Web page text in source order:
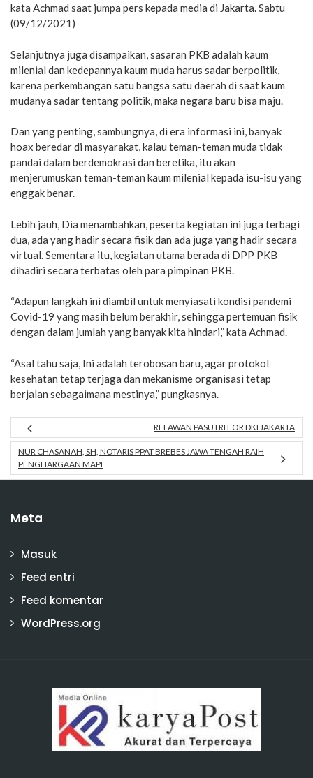
kata Achmad saat jumpa pers kepada media di Jakarta. Sabtu
(09/12/2021)
Selanjutnya juga disampaikan, sasaran PKB adalah kaum
milenial dan kedepannya kaum muda harus sadar berpolitik,
karena perkembangan satu bangsa satu daerah di saat kaum
mudanya sadar tentang politik, maka negara baru bisa maju.
Dan yang penting, sambungnya, di era informasi ini, banyak
hoax beredar di masyarakat, kalau teman-teman muda tidak
pandai dalam berdemokrasi dan beretika, itu akan
menjerumuskan teman-teman kaum milenial kepada isu-isu yang
enggak benar.
Lebih jauh, Dia menambahkan, peserta kegiatan ini juga terbagi
dua, ada yang hadir secara fisik dan ada juga yang hadir secara
virtual. Sementara itu, kegiatan utama berada di DPP PKB
dihadiri secara terbatas oleh para pimpinan PKB.
“Adapun langkah ini diambil untuk menyiasati kondisi pandemi
Covid-19 yang masih belum berakhir, sehingga pertemuan fisik
dengan dalam jumlah yang banyak kita hindari,” kata Achmad.
“Asal tahu saja, Ini adalah terobosan baru, agar protokol
kesehatan tetap terjaga dan mekanisme organisasi tetap
berjalan sebagaimana mestinya,” pungkasnya.
RELAWAN PASUTRI FOR DKI JAKARTA
NUR CHASANAH, SH, NOTARIS PPAT BREBES JAWA TENGAH RAIH
PENGHARGAAN MAPI
Meta
Masuk
Feed entri
Feed komentar
WordPress.org